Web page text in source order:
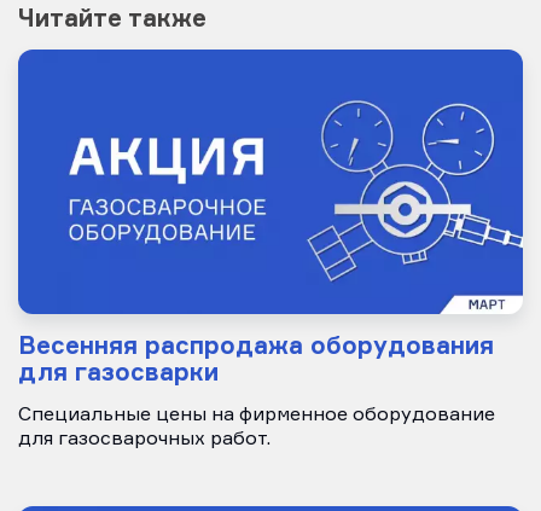
Читайте также
Весенняя распродажа оборудования
для газосварки
Специальные цены на фирменное оборудование
для газосварочных работ.